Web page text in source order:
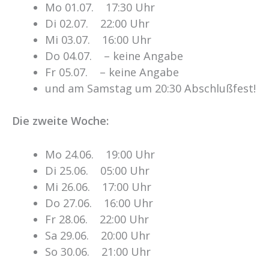
Mo 01.07. 17:30 Uhr
Di 02.07. 22:00 Uhr
Mi 03.07. 16:00 Uhr
Do 04.07. – keine Angabe
Fr 05.07. – keine Angabe
und am Samstag um 20:30 Abschlußfest!
Die zweite Woche:
Mo 24.06. 19:00 Uhr
Di 25.06. 05:00 Uhr
Mi 26.06. 17:00 Uhr
Do 27.06. 16:00 Uhr
Fr 28.06. 22:00 Uhr
Sa 29.06. 20:00 Uhr
So 30.06. 21:00 Uhr